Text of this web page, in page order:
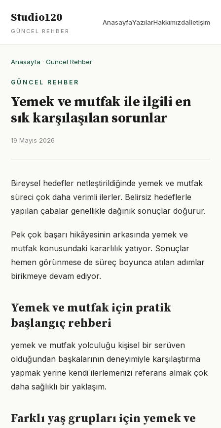
Studio120
GÜNCEL REHBER
AnasayfaYazılarHakkımızdaİletişim
Anasayfa · Güncel Rehber
GÜNCEL REHBER
Yemek ve mutfak ile ilgili en
sık karşılaşılan sorunlar
19 Mayıs 2026
Bireysel hedefler netleştirildiğinde yemek ve mutfak
süreci çok daha verimli ilerler. Belirsiz hedeflerle
yapılan çabalar genellikle dağınık sonuçlar doğurur.
Pek çok başarı hikâyesinin arkasında yemek ve
mutfak konusundaki kararlılık yatıyor. Sonuçlar
hemen görünmese de süreç boyunca atılan adımlar
birikmeye devam ediyor.
Yemek ve mutfak için pratik
başlangıç rehberi
yemek ve mutfak yolculuğu kişisel bir serüven
olduğundan başkalarının deneyimiyle karşılaştırma
yapmak yerine kendi ilerlemenizi referans almak çok
daha sağlıklı bir yaklaşım.
Farklı yaş grupları için yemek ve